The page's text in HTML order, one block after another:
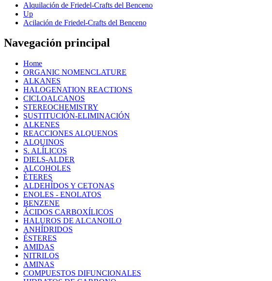
Alquilación de Friedel-Crafts del Benceno
Up
Acilación de Friedel-Crafts del Benceno
Navegación principal
Home
ORGANIC NOMENCLATURE
ALKANES
HALOGENATION REACTIONS
CICLOALCANOS
STEREOCHEMISTRY
SUSTITUCIÓN-ELIMINACIÓN
ALKENES
REACCIONES ALQUENOS
ALQUINOS
S. ALÍLICOS
DIELS-ALDER
ALCOHOLES
ÈTERES
ALDEHÍDOS Y CETONAS
ENOLES - ENOLATOS
BENZENE
ÁCIDOS CARBOXÍLICOS
HALUROS DE ALCANOILO
ANHÍDRIDOS
ÉSTERES
AMIDAS
NITRILOS
AMINAS
COMPUESTOS DIFUNCIONALES